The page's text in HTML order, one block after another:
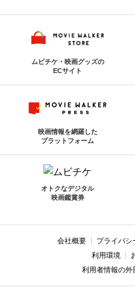
ムビチケ・映画グッズの
ECサイト
映画情報を網羅した
プラットフォーム
オトクなデジタル
映画鑑賞券
会社概要 プライバシ
利用環境
利用者情報の外